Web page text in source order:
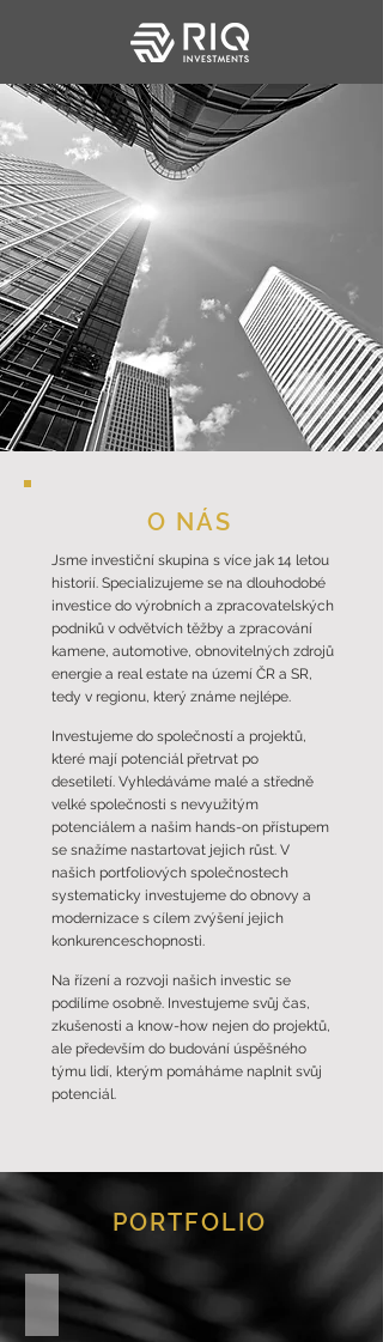
O NÁS
Jsme investiční skupina s více jak 14 letou
historií. Specializujeme se na dlouhodobé
investice do výrobních a zpracovatelských
podniků v odvětvích těžby a zpracování
kamene, automotive, obnovitelných zdrojů
energie a real estate na území ČR a SR,
tedy v regionu, který známe nejlépe.
Investujeme do společností a projektů,
které mají potenciál přetrvat po
desetiletí. Vyhledáváme malé a středně
velké společnosti s nevyužitým
potenciálem a našim hands-on přístupem
se snažíme nastartovat jejich růst. V
našich portfoliových společnostech
systematicky investujeme do obnovy a
modernizace s cílem zvýšení jejich
konkurenceschopnosti.
Na řízení a rozvoji našich investic se
podílíme osobně. Investujeme svůj čas,
zkušenosti a know-how nejen do projektů,
ale především do budování úspěšného
týmu lidí, kterým pomáháme naplnit svůj
potenciál.
PORTFOLIO
Těžba a zpracování kamene